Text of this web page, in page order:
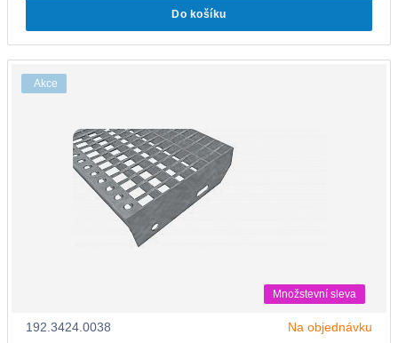
Do košíku
Akce
Množstevní sleva
192.3424.0038 Na objednávku